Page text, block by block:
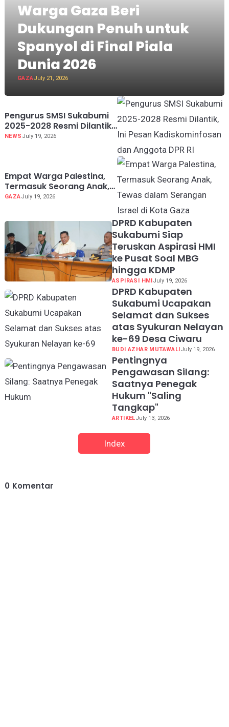
Warga Gaza Beri
Dukungan Penuh untuk
Spanyol di Final Piala
Dunia 2026
GAZAJuly 21, 2026
Pengurus SMSI Sukabumi
2025-2028 Resmi Dilantik,
Ini Pesan Kadiskominfosan
NEWS July 19, 2026
Empat Warga Palestina,
Termasuk Seorang Anak,
Tewas dalam Serangan
GAZAJuly 19, 2026
DPRD Kabupaten
Sukabumi Siap
Teruskan Aspirasi HMI
ke Pusat Soal MBG
hingga KDMP
ASPIRASI HMIJuly 19, 2026
DPRD Kabupaten
Sukabumi Ucapakan
Selamat dan Sukses
atas Syukuran Nelayan
ke-69 Desa Ciwaru
BUDI AZHAR MUTAWALIJuly 19, 2026
Pentingnya
Pengawasan Silang:
Saatnya Penegak
Hukum "Saling
Tangkap"
ARTIKELJuly 13, 2026
Index
0 Komentar